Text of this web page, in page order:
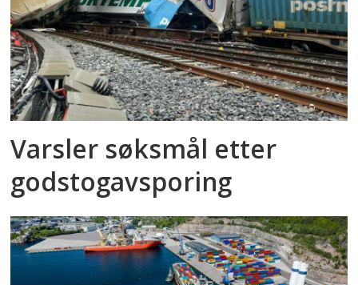
Varsler søksmål etter
godstog­avsporing